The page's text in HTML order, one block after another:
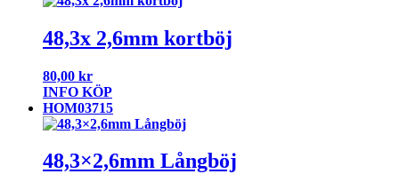
48,3x 2,6mm kortböj
80,00 kr
INFO KÖP
HOM03715
48,3×2,6mm Långböj